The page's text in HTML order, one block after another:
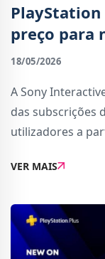
preço para
18/05/2026
A Sony
das subscrições
utilizadores a
condições atuais
VER MAIS